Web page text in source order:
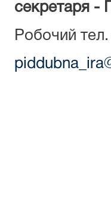
секретаря -
Робочий